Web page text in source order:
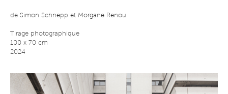
de Simon Schnepp et Morgane Renou
Tirage photographique
100 x 70 cm
2024